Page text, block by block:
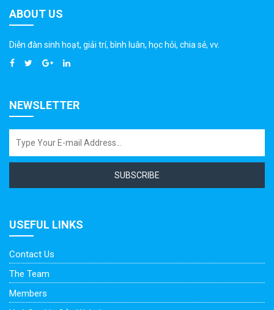
ABOUT US
Diễn đàn sinh hoạt, giải trí, bình luân, học hỏi, chia sẻ, vv.
NEWSLETTER
SUBSCRIBE
USEFUL LINKS
Contact Us
The Team
Members